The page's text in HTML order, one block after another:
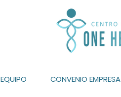
EQUIPO CONVENIO EMPRESA